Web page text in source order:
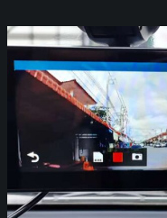
Quel
radar
de
choisir
manœuvrer